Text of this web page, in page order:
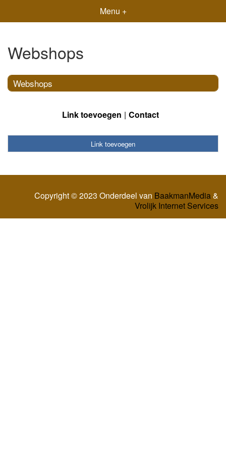
Menu +
Webshops
Webshops
Link toevoegen Contact
Link toevoegen
Copyright © 2023 Onderdeel van BaakmanMedia&
Vrolijk Internet Services